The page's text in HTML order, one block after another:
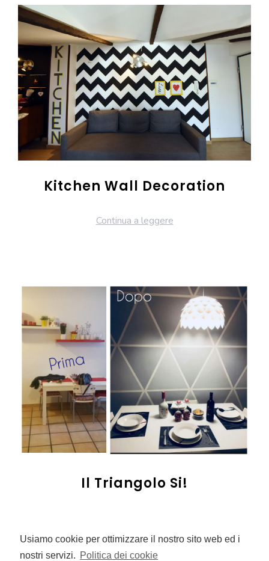
Kitchen Wall Decoration
Continua a leggere
Il Triangolo Si!
Usiamo cookie per ottimizzare il nostro sito web ed i
nostri servizi. Politica dei cookie